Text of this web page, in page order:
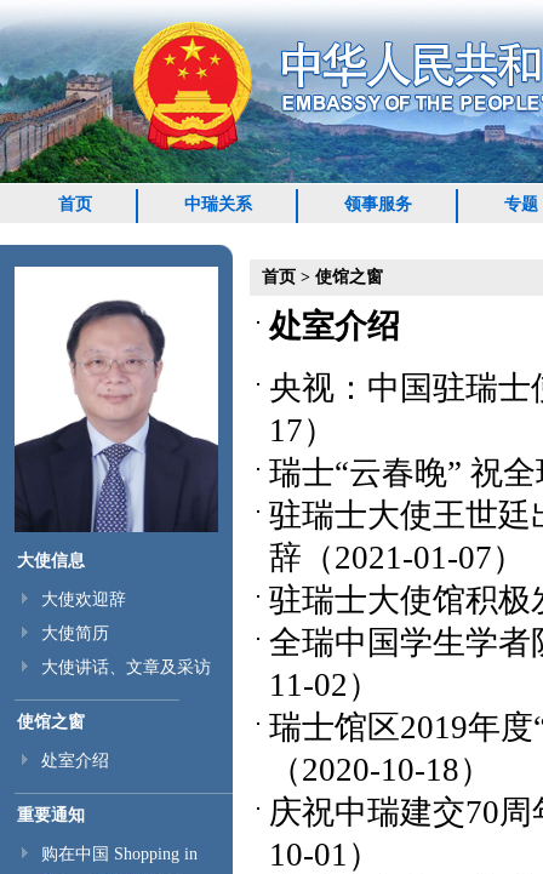
首页 中瑞关系 领事服务 专题
大使信息
大使欢迎辞
大使简历
大使讲话、文章及采访
使馆之窗
处室介绍
重要通知
购在中国 Shopping in
首页 > 使馆之窗
处室介绍
央视：中国驻瑞
17）
瑞士“云春晚” 祝
驻瑞士大使王世廷
辞 （2021-01-07）
驻瑞士大使馆积极
全瑞中国学生学
11-02）
瑞士馆区2019年
（2020-10-18）
庆祝中瑞建交70
10-01）